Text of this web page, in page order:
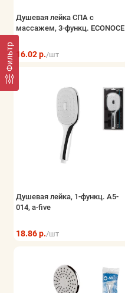
Фильтр
Душевая лейка СПА с
массажем, 3-функц. ECONOCE
16.02 р./шт
Душевая лейка, 1-функц. A5-
014, a-five
18.86 р./шт